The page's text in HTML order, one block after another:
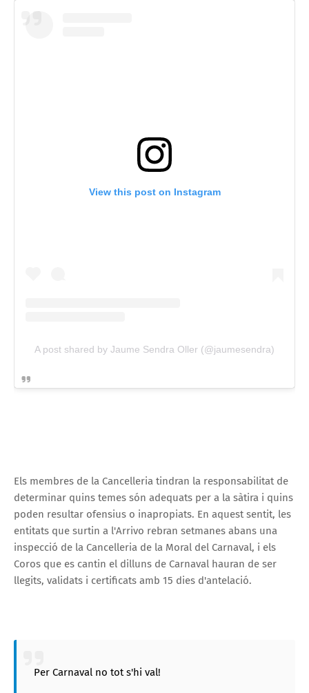
View this post on Instagram
A post shared by Jaume Sendra Oller (@jaumesendra)
Els membres de la Cancelleria tindran la responsabilitat de
determinar quins temes són adequats per a la sàtira i quins
poden resultar ofensius o inapropiats. En aquest sentit, les
entitats que surtin a l'Arrivo rebran setmanes abans una
inspecció de la Cancelleria de la Moral del Carnaval, i els
Coros que es cantin el dilluns de Carnaval hauran de ser
llegits, validats i certificats amb 15 dies d'antelació.
Per Carnaval no tot s'hi val!